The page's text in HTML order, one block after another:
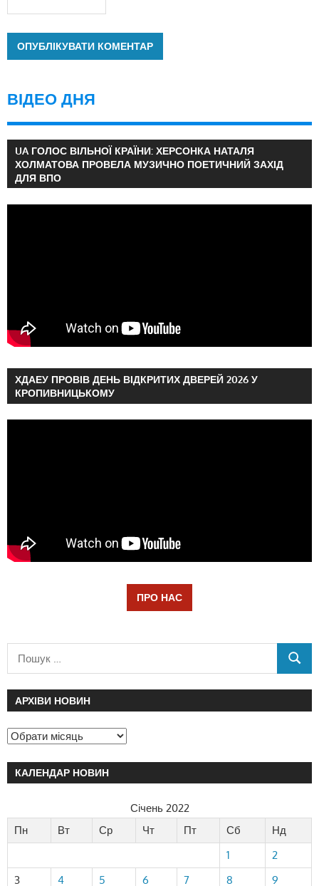
ВІДЕО ДНЯ
UA ГОЛОС ВІЛЬНОЇ КРАЇНИ: ХЕРСОНКА НАТАЛЯ
ХОЛМАТОВА ПРОВЕЛА МУЗИЧНО ПОЕТИЧНИЙ ЗАХІД
ДЛЯ ВПО
ХДАЕУ ПРОВІВ ДЕНЬ ВІДКРИТИХ ДВЕРЕЙ 2026 У
КРОПИВНИЦЬКОМУ
ПРО НАС
АРХІВИ НОВИН
КАЛЕНДАР НОВИН
Січень 2022
Пн
Вт Ср Чт Пт Сб
Нд
1
2
3
4 5 6 7 8
9